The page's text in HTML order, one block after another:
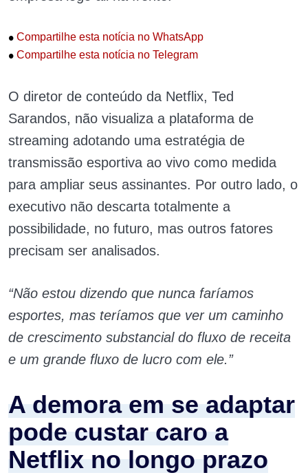
• Compartilhe esta notícia no WhatsApp
• Compartilhe esta notícia no Telegram
O diretor de conteúdo da Netflix, Ted
Sarandos, não visualiza a plataforma de
streaming adotando uma estratégia de
transmissão esportiva ao vivo como medida
para ampliar seus assinantes. Por outro lado, o
executivo não descarta totalmente a
possibilidade, no futuro, mas outros fatores
precisam ser analisados.
“Não estou dizendo que nunca faríamos
esportes, mas teríamos que ver um caminho
de crescimento substancial do fluxo de receita
e um grande fluxo de lucro com ele.”
A demora em se adaptar
pode custar caro a
Netflix no longo prazo